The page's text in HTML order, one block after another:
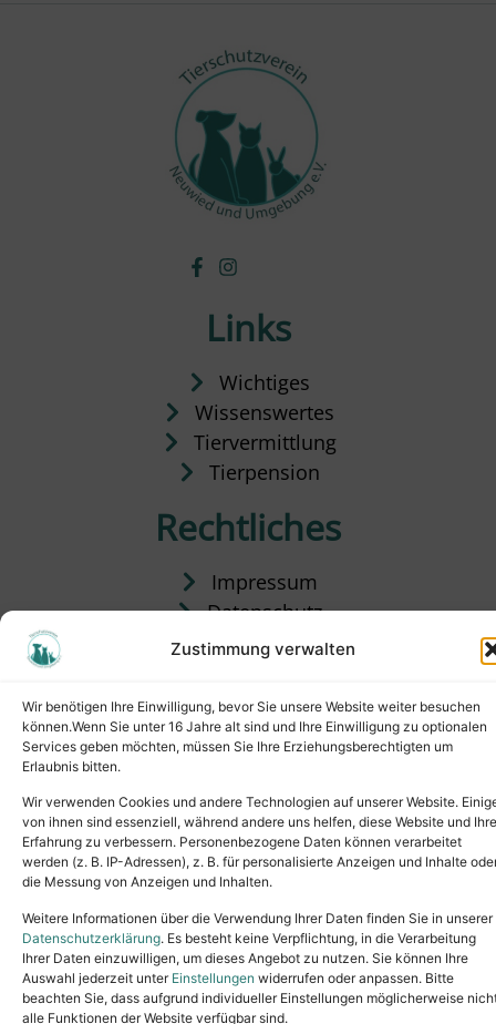
Zustimmung verwalten
Wir benötigen Ihre Einwilligung, bevor Sie unsere Website weiter besuchen
können.Wenn Sie unter 16 Jahre alt sind und Ihre Einwilligung zu optionalen
Services geben möchten, müssen Sie Ihre Erziehungsberechtigten um
Erlaubnis bitten.
Wir verwenden Cookies und andere Technologien auf unserer Website.
von ihnen sind essenziell, während andere uns helfen, diese Website und Ihre
Erfahrung zu verbessern. Personenbezogene Daten können verarbeitet
werden (z. B. IP-Adressen), z. B. für personalisierte Anzeigen und Inhalte
die Messung von Anzeigen und Inhalten.
Weitere Informationen über die Verwendung Ihrer Daten finden Sie in unserer
Datenschutzerklärung. Es besteht keine Verpflichtung, in die Verarbeitung
Ihrer Daten einzuwilligen, um dieses Angebot zu nutzen. Sie können Ihre
Auswahl jederzeit unter Einstellungen widerrufen oder anpassen. Bitte
beachten Sie, dass aufgrund individueller Einstellungen möglicherweise
alle Funktionen der Website verfügbar sind.
Links
Wichtiges
Wissenswertes
Tiervermittlung
Tierpension
Rechtliches
Impressum
Datenschutz
Satzung
Copyright © 2024. All rights reserved.
Tel.: (02631) 55356buero@tierheim-neuwied.de
Ludwigshof 1, 56567 Neuwied